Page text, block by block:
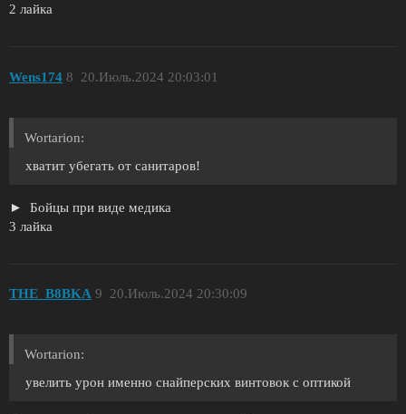
2 лайка
Wens174 20.Июль.2024 20:03:01
8
Wortarion:
хватит убегать от санитаров!
Бойцы при виде медика
3 лайка
THE_B8BKA 20.Июль.2024 20:30:09
9
Wortarion:
увелить урон именно снайперских винтовок с оптикой